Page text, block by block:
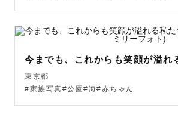
いませ✉️
今までも、これからも笑顔が溢れ
東京都
#家族写真#公園#海#赤ちゃん